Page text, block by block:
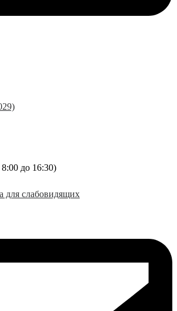
8:00 до 16:30)
для слабовидящих